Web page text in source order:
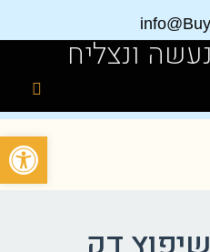
ונצליח